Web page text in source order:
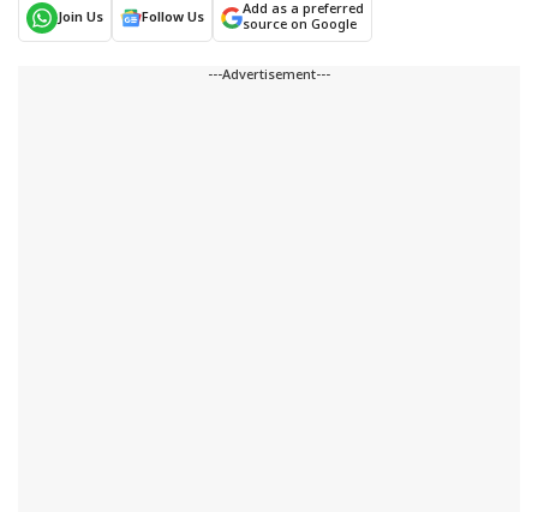
Join Us
Follow Us
Add as a preferred
source on Google
---Advertisement---